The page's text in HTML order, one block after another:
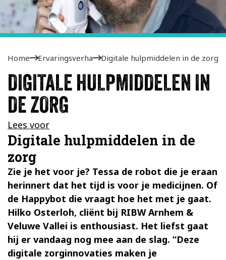
Home ErvaringsverhalenDigitale hulpmiddelen in de zorg
DIGITALE HULPMIDDELEN IN
DE ZORG
Lees voor
Digitale hulpmiddelen in de
zorg
Zie je het voor je? Tessa de robot die je eraan
herinnert dat het tijd is voor je medicijnen. Of
de Happybot die vraagt hoe het met je gaat.
Hilko Osterloh, cliënt bij RIBW Arnhem &
Veluwe Vallei is enthousiast. Het liefst gaat
hij er vandaag nog mee aan de slag. “Deze
digitale zorginnovaties maken je